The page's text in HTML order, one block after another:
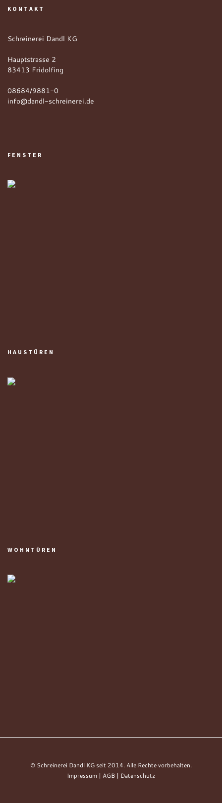
KONTAKT
Schreinerei Dandl KG
Hauptstrasse 2
83413 Fridolfing
08684/9881-0
info@dandl-schreinerei.de
FENSTER
HAUSTÜREN
WOHNTÜREN
© Schreinerei Dandl KG seit 2014. Alle Rechte vorbehalten.
Impressum | AGB | Datenschutz